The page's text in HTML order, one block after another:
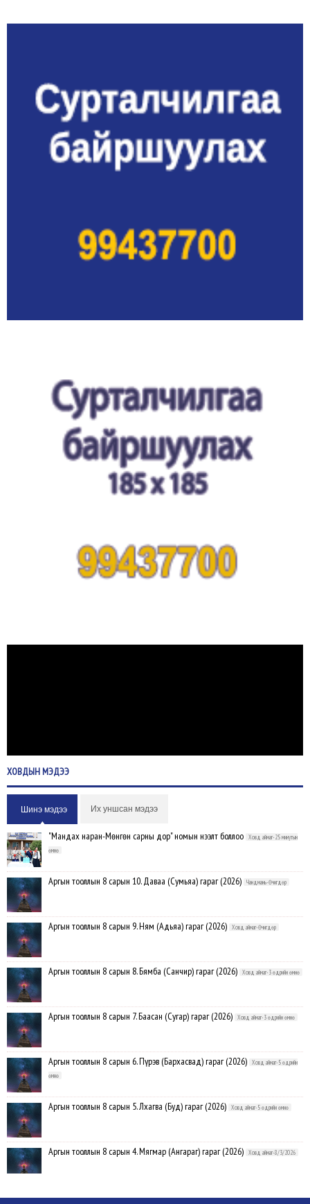
ХОВДЫНМЭДЭЭ
Шинэ мэдээ Их уншсан мэдээ
"Мандах наран-Мөнгөн сарны дор" номын нээлт боллоо
Ховд аймаг-25 минутын
өмнө
Аргын тооллын 8 сарын 10. Даваа (Сумьяа) гараг (2026) Чандмань-Өчигдөр
Аргын тооллын 8 сарын 9. Ням (Адьяа) гараг (2026) Ховд аймаг-Өчигдөр
Аргын тооллын 8 сарын 8. Бямба (Санчир) гараг (2026) Ховд аймаг-3 өдрийн өмнө
Аргын тооллын 8 сарын 7. Баасан (Сугар) гараг (2026) Ховд аймаг-3 өдрийн өмнө
Аргын тооллын 8 сарын 6. Пүрэв (Бархасвад) гараг (2026)
Ховд аймаг-5 өдрийн
өмнө
Аргын тооллын 8 сарын 5. Лхагва (Буд) гараг (2026) Ховд аймаг-5 өдрийн өмнө
Аргын тооллын 8 сарын 4. Мягмар (Ангараг) гараг (2026) Ховд аймаг-8/3/2026
ХОВД АЙМАГ:08-р сарын 13-ныг хүртэлх 10 хоногийн цаг агаарын